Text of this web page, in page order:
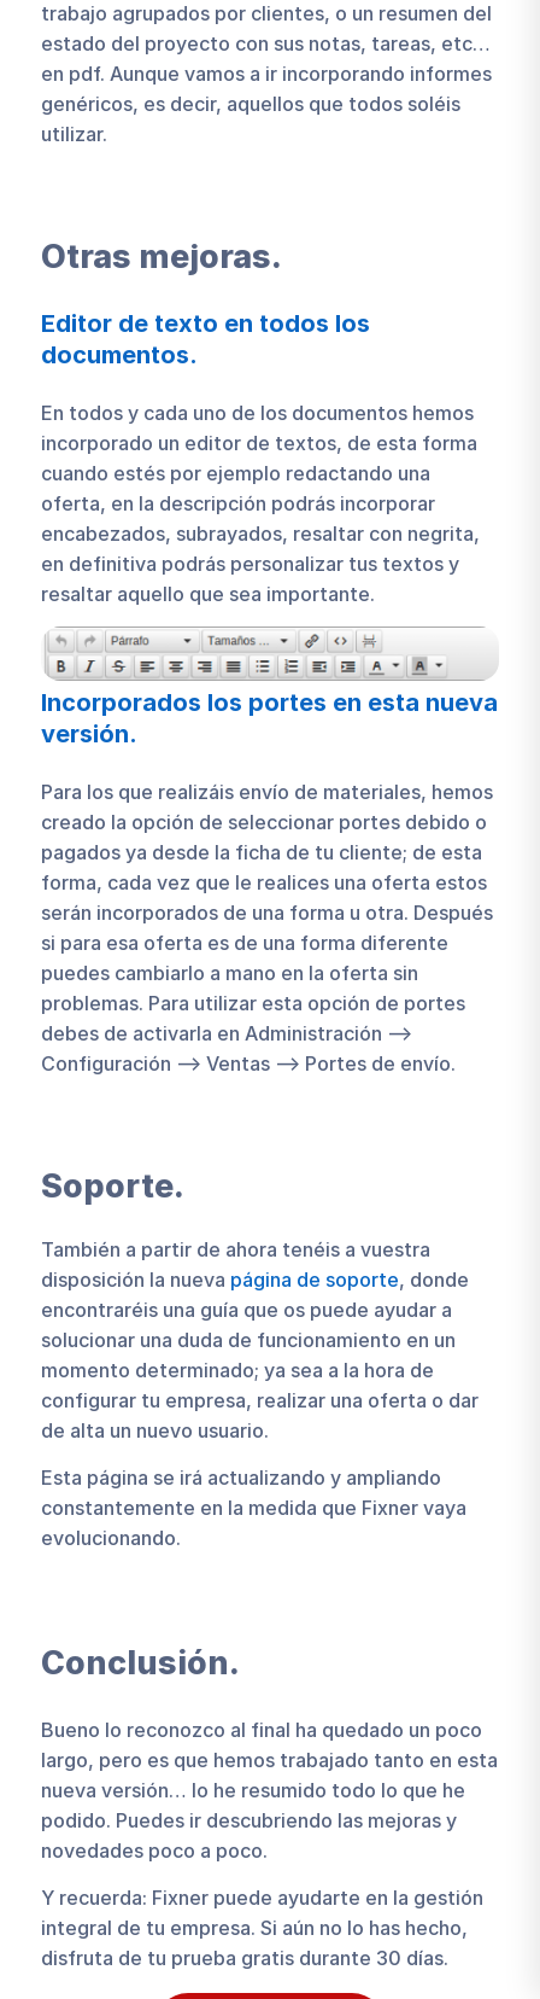
trabajo agrupados por clientes, o un resumen del
estado del proyecto con sus notas, tareas, etc…
en pdf. Aunque vamos a ir incorporando informes
genéricos, es decir, aquellos que todos soléis
utilizar.
Otras mejoras.
Editor de texto en todos los
documentos.
En todos y cada uno de los documentos hemos
incorporado un editor de textos, de esta forma
cuando estés por ejemplo redactando una
oferta, en la descripción podrás incorporar
encabezados, subrayados, resaltar con negrita,
en definitiva podrás personalizar tus textos y
resaltar aquello que sea importante.
Incorporados los portes en esta nueva
versión.
Para los que realizáis envío de materiales, hemos
creado la opción de seleccionar portes debido o
pagados ya desde la ficha de tu cliente; de esta
forma, cada vez que le realices una oferta estos
serán incorporados de una forma u otra. Después
si para esa oferta es de una forma diferente
puedes cambiarlo a mano en la oferta sin
problemas. Para utilizar esta opción de portes
debes de activarla en Administración –>
Configuración –> Ventas –> Portes de envío.
Soporte.
También a partir de ahora tenéis a vuestra
disposición la nueva página de soporte, donde
encontraréis una guía que os puede ayudar a
solucionar una duda de funcionamiento en un
momento determinado; ya sea a la hora de
configurar tu empresa, realizar una oferta o dar
de alta un nuevo usuario.
Esta página se irá actualizando y ampliando
constantemente en la medida que Fixner vaya
evolucionando.
Conclusión.
Bueno lo reconozco al final ha quedado un poco
largo, pero es que hemos trabajado tanto en esta
nueva versión… lo he resumido todo lo que he
podido. Puedes ir descubriendo las mejoras y
novedades poco a poco.
Y recuerda: Fixner puede ayudarte en la gestión
integral de tu empresa. Si aún no lo has hecho,
disfruta de tu prueba gratis durante 30 días.